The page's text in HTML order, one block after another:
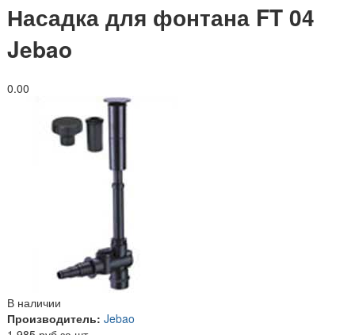
Насадка для фонтана FT 04
Jebao
0.00
В наличии
Производитель: Jebao